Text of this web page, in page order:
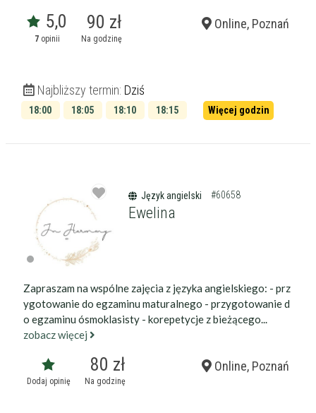
5,0
7opinii
90 zł
Na godzinę
Online, Poznań
Najbliższy termin: Dziś
18:00 18:05 18:10
18:15
Więcej godzin
Język angielski #60658
Ewelina
Zapraszam na wspólne zajęcia z języka angielskiego: - prz
ygotowanie do egzaminu maturalnego - przygotowanie d
o egzaminu ósmoklasisty - korepetycje z bieżącego...
zobacz więcej
Dodaj opinię
80 zł
Na godzinę
Online, Poznań